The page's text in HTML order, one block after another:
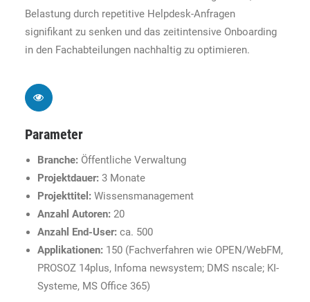
Belastung durch repetitive Helpdesk-Anfragen
signifikant zu senken und das zeitintensive Onboarding
in den Fachabteilungen nachhaltig zu optimieren.
Parameter
Branche: Öffentliche Verwaltung
Projektdauer: 3 Monate
Projekttitel: Wissensmanagement
Anzahl Autoren: 20
Anzahl End-User: ca. 500
Applikationen: 150 (Fachverfahren wie OPEN/WebFM,
PROSOZ 14plus, Infoma newsystem; DMS nscale; KI-
Systeme, MS Office 365)